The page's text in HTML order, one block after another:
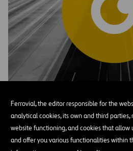
Ferrovial, the editor responsible for the
analytical cookies, its own and third parties,
website functioning, and cookies that allow
and offer you various functionalities within
¿Qué es Foresight?
VER MÁS